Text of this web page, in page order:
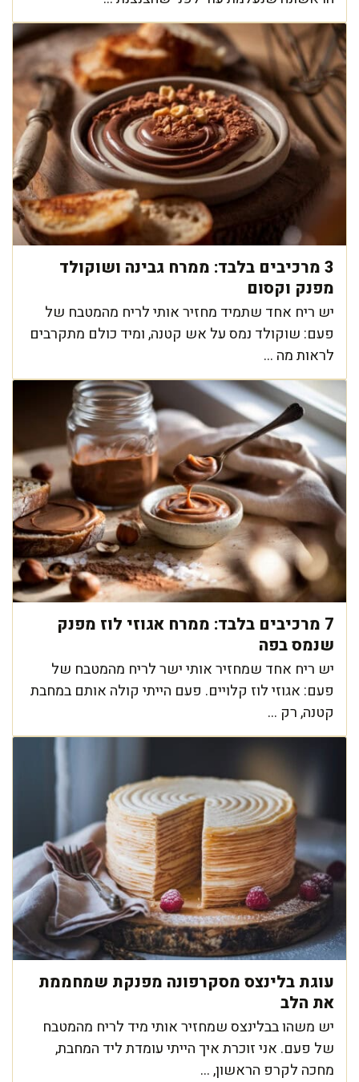
3 מרכיבים בלבד: ממרח גבינה ושוקולד
מפנק וקסום
יש ריח אחד שתמיד מחזיר אותי לריח מהמטבח של
פעם: שוקולד נמס על אש קטנה, ומיד כולם מתקרבים
לראות מה ...
7 מרכיבים בלבד: ממרח אגוזי לוז מפנק
שנמס בפה
יש ריח אחד שמחזיר אותי ישר לריח מהמטבח של
פעם: אגוזי לוז קלויים. פעם הייתי קולה אותם במחבת
קטנה, רק ...
עוגת בלינצס מסקרפונה מפנקת שמחממת
את הלב
יש משהו בבלינצס שמחזיר אותי מיד לריח מהמטבח
של פעם. אני זוכרת איך הייתי עומדת ליד המחבת,
מחכה לקרפ הראשון, ...